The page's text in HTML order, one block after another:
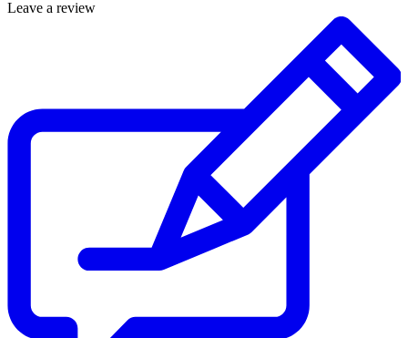
Leave a review